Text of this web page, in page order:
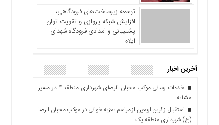
توسعه زیرساخت‌های فرودگاهی،
افزایش شبکه پروازی و تقویت توان
پشتیبانی و امدادی فرودگاه شهدای
ایلام
آخرین اخبار
خدمات رسانی موکب محبان الرضای شهرداری منطقه ۴ در مسیر
مشایه
استقبال زائرین اربعین از مراسم تعزیه خوانی در موکب محبان الرضا
(ع) شهرداری منطقه یک